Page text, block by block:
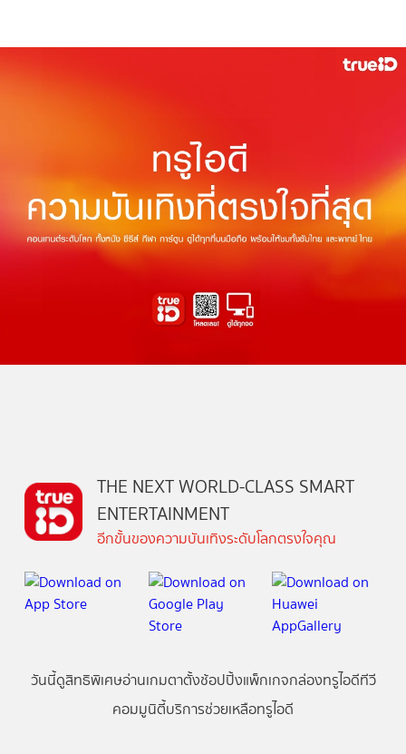
THE NEXT WORLD-CLASS SMART
ENTERTAINMENT
อีกขั้นของความบันเทิงระดับโลกตรงใจคุณ
วันนี้ดูสิทธิพิเศษอ่านเกมตาตั้งช้อปปิ้งแพ็กเกจกล่องทรูไอดีทีวี
คอมมูนิตี้บริการช่วยเหลือทรูไอดี